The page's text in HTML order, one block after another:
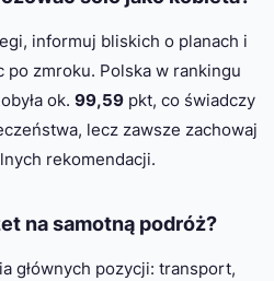
informuj bliskich o planach i
zmroku. Polska w rankingu
ok. 99,59 pkt, co świadczy
lecz zawsze zachowaj
rekomendacji.
na samotną podróż?
głównych pozycji: transport,